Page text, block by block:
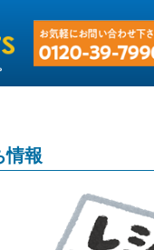
情報